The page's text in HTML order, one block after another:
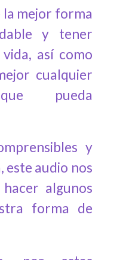
mejor forma
y tener
así como
cualquier
pueda
y
este audio nos
algunos
forma de